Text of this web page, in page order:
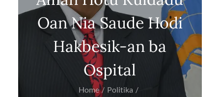
Oan Nia Saude Hodi
Hakbesik-an ba
Ospital
Home
Politika